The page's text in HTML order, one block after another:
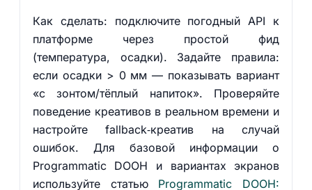
Как сделать: подключите погодный API к
платформе через простой фид
(температура, осадки). Задайте правила:
если осадки > 0 мм — показывать вариант
«с зонтом/тёплый напиток». Проверяйте
поведение креативов в реальном времени и
настройте fallback‑креатив на случай
ошибок. Для базовой информации о
Programmatic DOOH и вариантах экранов
используйте статью Programmatic DOOH: